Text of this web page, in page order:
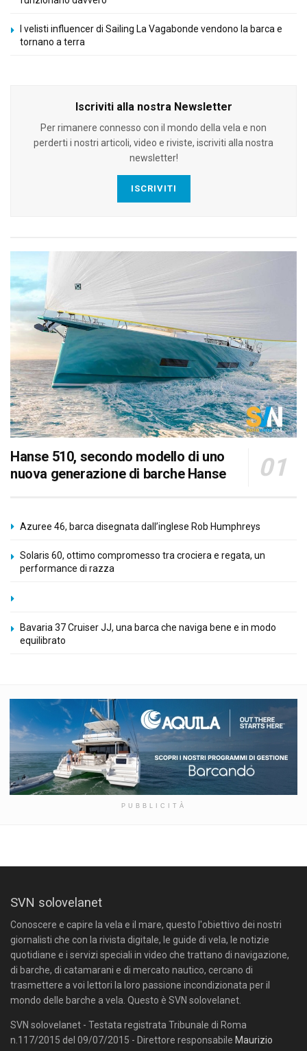
I velisti influencer di Sailing La Vagabonde vendono la barca e
tornano a terra
Iscriviti alla nostra Newsletter
Per rimanere connesso con il mondo della vela e non
perderti i nostri articoli, video e riviste, iscriviti alla nostra
newsletter!
ISCRIVITI
Hanse 510, secondo modello di uno
nuova generazione di barche Hanse
Azuree 46, barca disegnata dall’inglese Rob Humphreys
Solaris 60, ottimo compromesso tra crociera e regata, un
performance di razza
Bavaria 37 Cruiser JJ, una barca che naviga bene e in modo
equilibrato
PUBBLICITÀ
SVN solovelanet
Conoscere e capire la vela e il mare, questo l'obiettivo dei nostri
giornalisti che con la rivista digitale, le guide di vela, le notizie
quotidiane e i servizi speciali in video che trattano di navigazione,
di barche, di catamarani e di mercato nautico, cercano di
trasmettere a voi lettori la loro passione incondizionata per il
mondo delle barche a vela. Questo è SVN solovelanet.
SVN solovelanet - Testata registrata Tribunale di Roma
n.117/2015 del 09/07/2015 - Direttore responsabile Maurizio